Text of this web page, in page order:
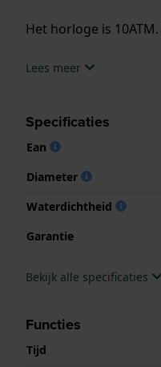
Het horloge is
.Lees meer
Specificaties
Ean
Diameter
Waterdichtheid
Garantie
Bekijk alle specificaties
Functies
Tijd